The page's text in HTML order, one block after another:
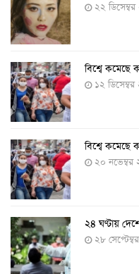
২২
বিশ্বে কমেছে
১২
বিশ্বে কমেছে
২০
২৪ ঘণ্টায়
২৮